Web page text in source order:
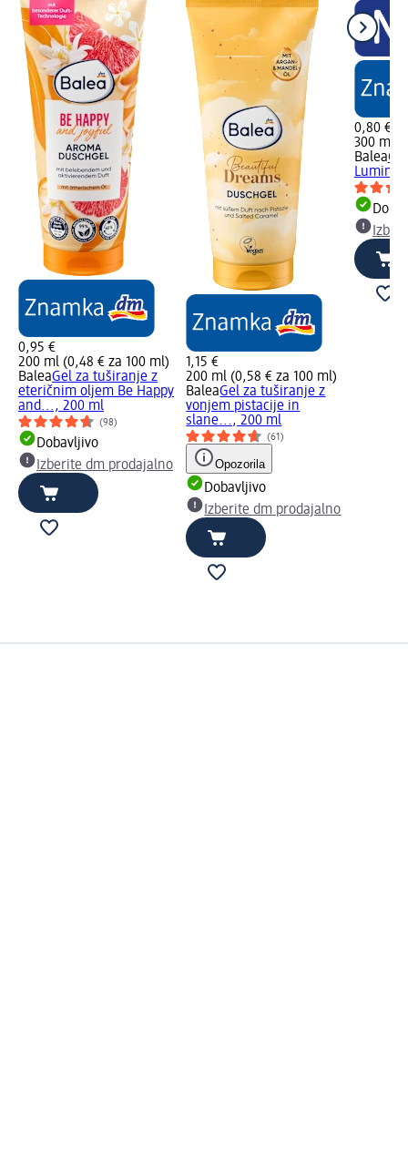
0,95 €
200 ml (0,48 € za 100 ml)
BaleaGel za tuširanje z
eteričnim oljem Be Happy
and..., 200 ml
(98)
Dobavljivo
Izberite dm prodajalno
1,15 €
200 ml (0,58 € za 100 ml)
BaleaGel za tuširanje z
vonjem pistacije in
slane..., 200 ml
(61)
Opozorila
Dobavljivo
Izberite dm prodajalno
0,80 €
300 ml
Balea